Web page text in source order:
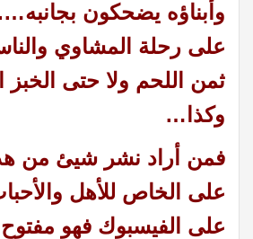
وأبناؤه يضحكون
على رحلة المشاوي
ثمن اللحم ولا حتى الخبز
وكذا …
فمن أراد نشر شيئ من
على الخاص للأهل
على الفيسبوك فهو